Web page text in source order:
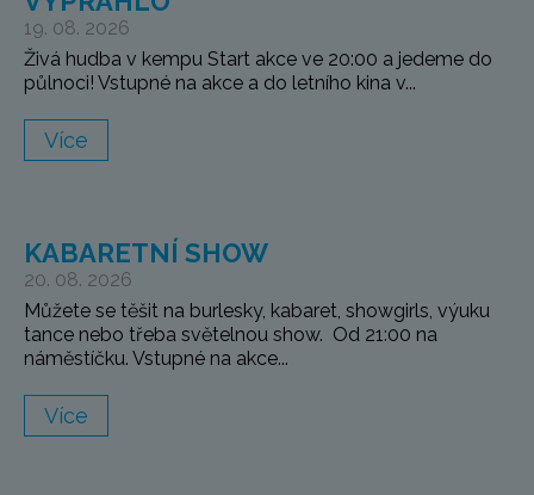
19. 08. 2026
Živá hudba v kempu Start akce ve 20:00 a jedeme do
půlnoci! Vstupné na akce a do letního kina v...
Více
KABARETNÍ SHOW
20. 08. 2026
Můžete se těšit na burlesky, kabaret, showgirls, výuku
tance nebo třeba světelnou show. Od 21:00 na
náměstíčku. Vstupné na akce...
Více